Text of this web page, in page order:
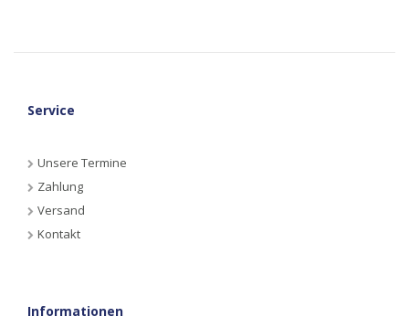
Service
Unsere Termine
Zahlung
Versand
Kontakt
Informationen